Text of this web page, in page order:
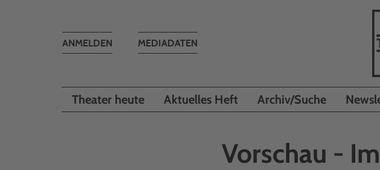
MEDIADATEN
Toggle
ANMELDEN
Theater heute Aktuelles Heft Archiv/Suche
Vorschau -